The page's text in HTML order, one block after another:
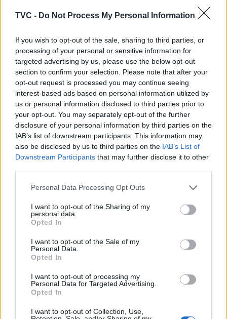
TVC - Do Not Process My Personal Information
If you wish to opt-out of the sale, sharing to third parties, or
processing of your personal or sensitive information for
targeted advertising by us, please use the below opt-out
section to confirm your selection. Please note that after your
opt-out request is processed you may continue seeing
interest-based ads based on personal information utilized by
us or personal information disclosed to third parties prior to
your opt-out. You may separately opt-out of the further
disclosure of your personal information by third parties on the
IAB’s list of downstream participants. This information may
also be disclosed by us to third parties on the IAB’s List of
Downstream Participants that may further disclose it to other
Personal Data Processing Opt Outs
I want to opt-out of the Sharing of my
personal data.
Opted In
I want to opt-out of the Sale of my
Personal Data.
Opted In
I want to opt-out of processing my
Personal Data for Targeted Advertising.
Opted In
I want to opt-out of Collection, Use,
Deputados do PSD saúdam Banda
Sinfónica da ARMAB pelo 1º lugar no
certame internacional de Valência
Capacita Jovem de Poiares aproxima
jovens ao mundo do trabalho